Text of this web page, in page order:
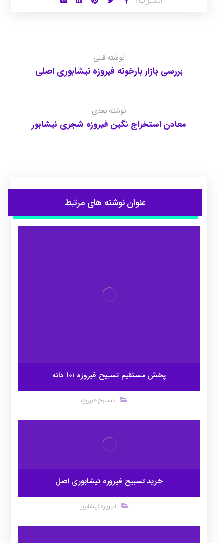
نوشته قبلی
بررسی بازار بارخونه فیروزه نیشابوری اصلی
نوشته بعدی
معادن استخراج نگین فیروزه شجری نیشابور
عنوان ‫نوشته های مرتبط
پخش مستقیم تسبیح فیروزه 101 دانه
تسبیح فیروزه
خرید تسبیح فیروزه نیشابوری اصل
فیروزه نیشابور